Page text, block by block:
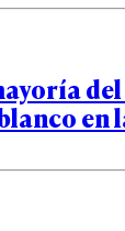
del
en